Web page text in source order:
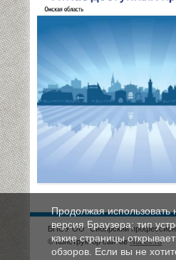
БПОУ ОО "Сибирский
© Конструктор сайтовNubex.ru
Продолжая использовать
версия Браузера; тип
какие страницы
обзоров. Если вы не